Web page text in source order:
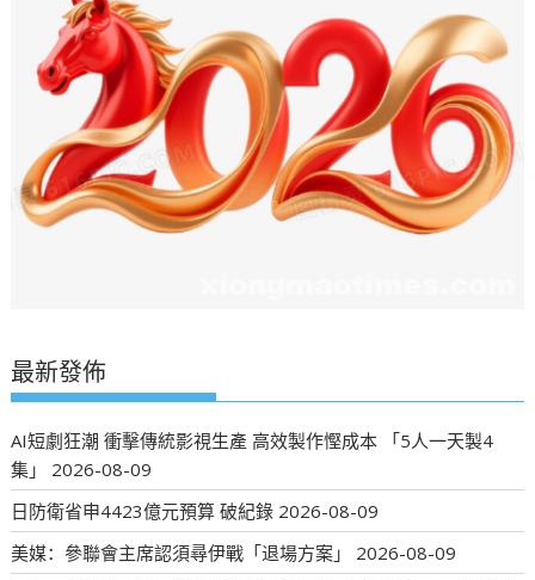
最新發佈
AI短劇狂潮 衝擊傳統影視生產 高效製作慳成本 「5人一天製4
集」
2026-08-09
日防衛省申4423億元預算 破紀錄 2026-08-09
美媒：參聯會主席認須尋伊戰「退場方案」
2026-08-09